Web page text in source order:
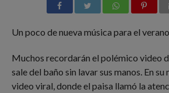
Un poco de nueva música para el verano.
Muchos recordarán el polémico video
sale del baño sin lavar sus manos. En
video viral, donde el paisa llamó la